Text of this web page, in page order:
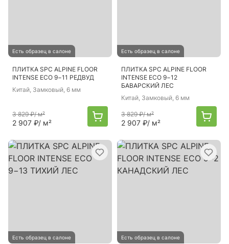
Есть образец в салоне
ПЛИТКА SPC ALPINE FLOOR
INTENSE ECO 9−11 РЕДВУД
Китай, Замковый, 6 мм
3 829 ₽/ м²
2 907 ₽/ м²
Есть образец в салоне
ПЛИТКА SPC ALPINE FLOOR
INTENSE ECO 9−12
БАВАРСКИЙ ЛЕС
Китай, Замковый, 6 мм
3 829 ₽/ м²
2 907 ₽/ м²
Есть образец в салоне Есть образец в салоне